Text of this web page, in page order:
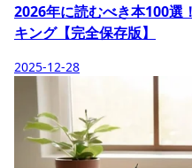
2026年に読むべき本100選
キング【完全保存版】
2025-12-28